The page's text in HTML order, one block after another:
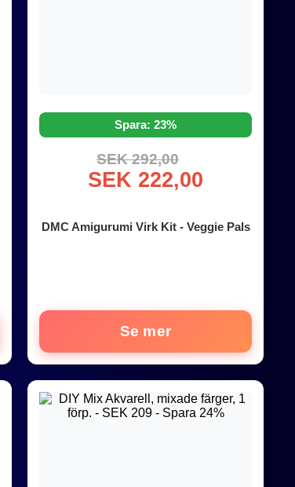
Spara: 23%
SEK 292,00
SEK 222,00
DMC Amigurumi Virk Kit - Veggie Pals
Se mer